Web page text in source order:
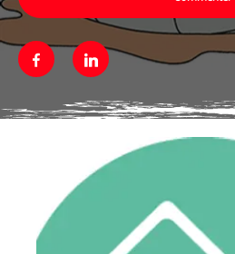
FacebookLinkedin